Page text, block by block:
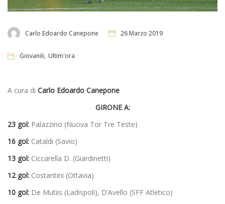
Carlo Edoardo Canepone 26 Marzo 2019
Giovanili, Ultim'ora
A cura di Carlo Edoardo Canepone
GIRONE A:
23 gol: Palazzino (Nuova Tor Tre Teste)
16 gol: Cataldi (Savio)
13 gol: Ciccarella D. (Giardinetti)
12 gol: Costantini (Ottavia)
10 gol: De Mutiis (Ladispoli), D’Avello (SFF Atletico)